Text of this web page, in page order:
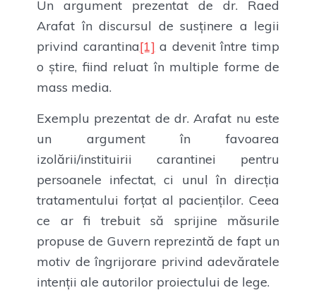
Un argument prezentat de dr. Raed
Arafat în discursul de susținere a legii
privind carantina[1] a devenit între timp
o știre, fiind reluat în multiple forme de
mass media.
Exemplu prezentat de dr. Arafat nu este
un argument în favoarea
izolării/instituirii carantinei pentru
persoanele infectat, ci unul în direcția
tratamentului forțat al pacienților. Ceea
ce ar fi trebuit să sprijine măsurile
propuse de Guvern reprezintă de fapt un
motiv de îngrijorare privind adevăratele
intenții ale autorilor proiectului de lege.